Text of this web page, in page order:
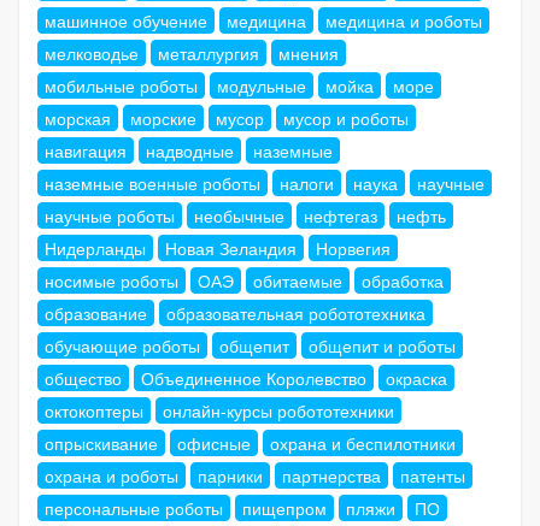
машинное обучение
медицина
медицина и роботы
мелководье
металлургия
мнения
мобильные роботы
модульные мойка
море
морская
морские мусор
мусор и роботы
навигация
надводные
наземные
наземные военные роботы
налоги наука
научные
научные роботы
необычные нефтегаз
нефть
Нидерланды
Новая Зеландия
Норвегия
носимые роботы
ОАЭ обитаемые
обработка
образование
образовательная робототехника
обучающие роботы
общепит
общепит и роботы
общество
Объединенное Королевство
окраска
октокоптеры
онлайн-курсы робототехники
опрыскивание
офисные
охрана и беспилотники
охрана и роботы
парники партнерства
патенты
персональные роботы
пищепром пляжи
ПО